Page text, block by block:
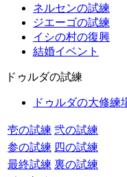
ネルセンの試練
ジエーゴの試練
イシの村の復興
結婚イベント
ドゥルダの試練
ドゥルダの大修練
壱の試練 弐の試練
参の試練 四の試練
最終試練 裏の試練